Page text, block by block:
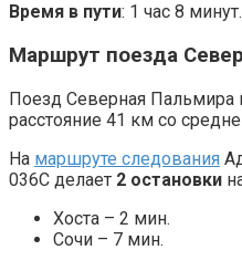
Время в пути: 1 час 8 минут.
Маршрут поезда
Поезд Северная Пальмира
расстояние 41 км со
На маршруте следования
036С делает 2 остановки
Хоста – 2 мин.
Сочи – 7 мин.